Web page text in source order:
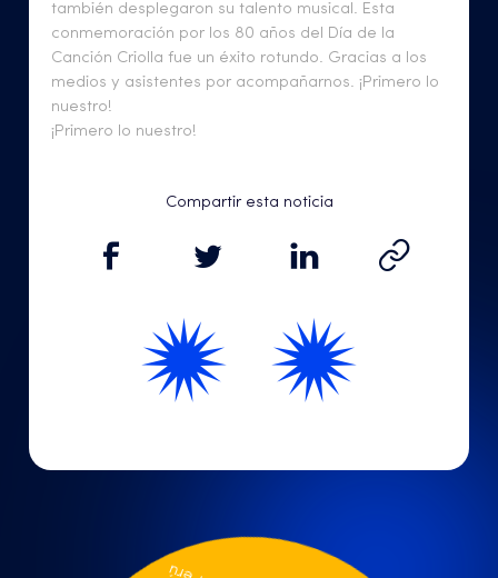
también desplegaron su talento musical. Esta
conmemoración por los 80 años del Día de la
Canción Criolla fue un éxito rotundo. Gracias a los
medios y asistentes por acompañarnos. ¡Primero lo
nuestro!
¡Primero lo nuestro!
Compartir esta noticia